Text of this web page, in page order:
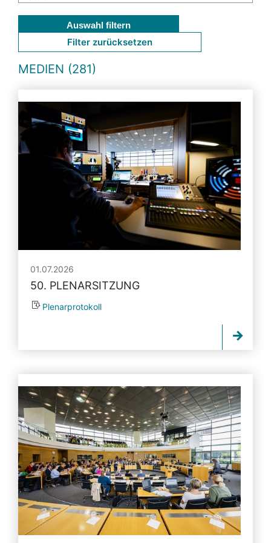
Auswahl filtern
Filter zurücksetzen
MEDIEN (281)
01.07.2026
50. PLENARSITZUNG
Plenarprotokoll